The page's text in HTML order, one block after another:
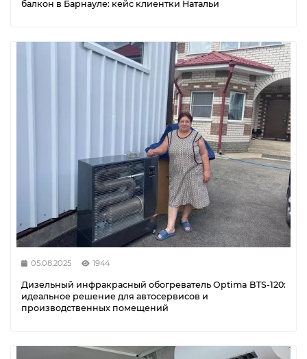
балкон в Барнауле: кейс клиентки Натальи
05.08.2025 1944
Дизельный инфракрасный обогреватель Optima BTS-120:
идеальное решение для автосервисов и
производственных помещений